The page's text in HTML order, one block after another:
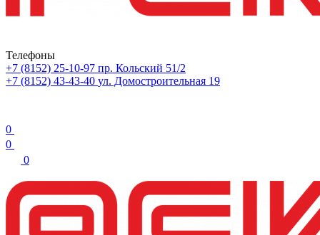
Телефоны
+7 (8152) 25-10-97 пр. Кольский 51/2
+7 (8152) 43-43-40 ул. Домостроительная 19
0
0
0